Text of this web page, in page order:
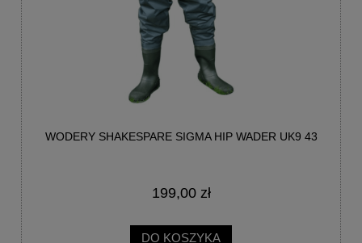
WODERY SHAKESPARE SIGMA HIP WADER UK9 43
199,00 zł
DO KOSZYKA